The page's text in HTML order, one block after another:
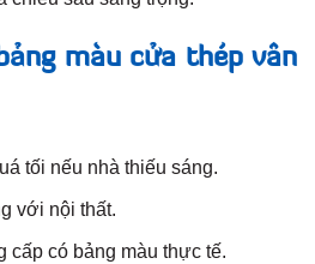
màu cửa thép vân
tối nếu nhà thiếu sáng.
với nội thất.
cấp có bảng màu thực tế.